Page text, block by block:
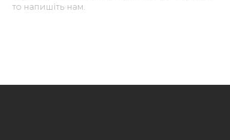
то напишіть нам.